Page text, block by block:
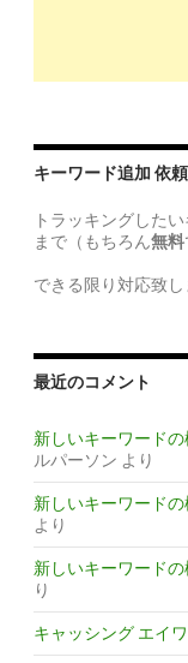
キーワード追加 依
トラッキングした
まで（もちろん無料
できる限り対応致し
最近のコメント
新しいキーワード
ルパーソン より
新しいキーワード
より
新しいキーワード
り
キャッシング エイ